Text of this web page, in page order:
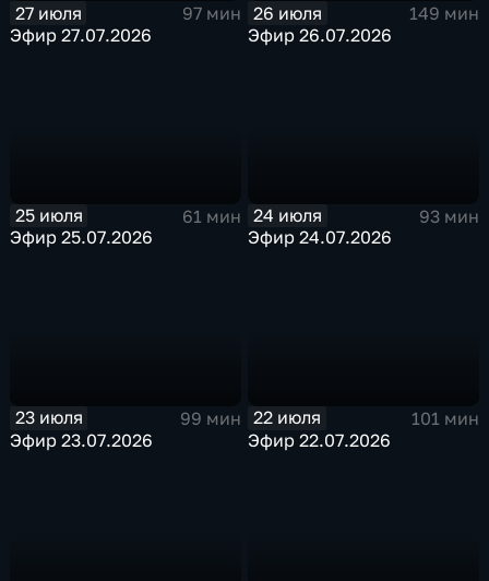
27 июля
97 мин
Эфир 27.07.2026
26 июля
149 мин
Эфир 26.07.2026
25 июля
61 мин
Эфир 25.07.2026
24 июля
93 мин
Эфир 24.07.2026
23 июля
99 мин
Эфир 23.07.2026
22 июля
101 мин
Эфир 22.07.2026